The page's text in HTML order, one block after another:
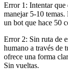
Error 1: Intentar que
manejar 5-10
un bot que hace 50
Error 2: Sin ruta de
humano a través de
ofrece una forma
Sin vueltas.